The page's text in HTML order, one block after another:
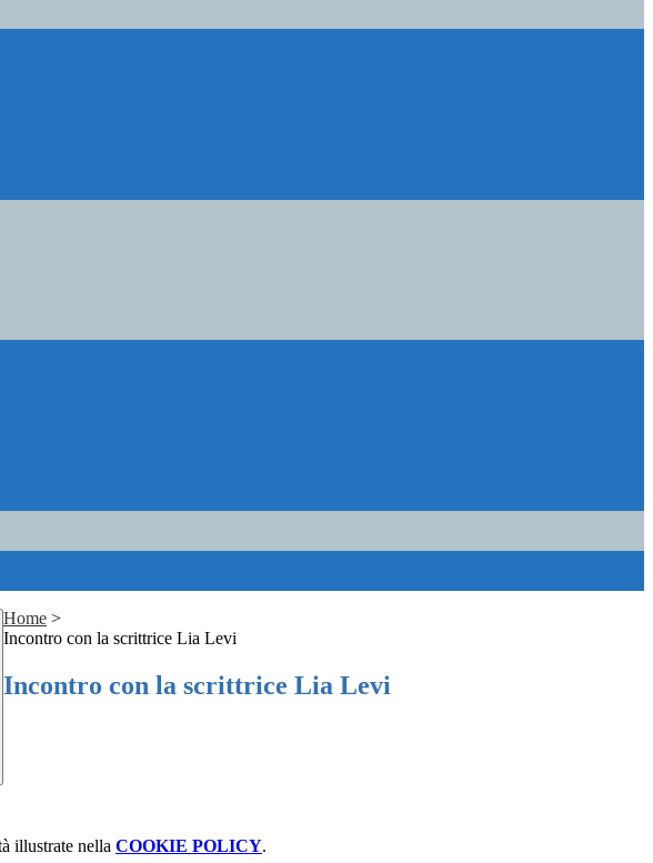
Home >
Incontro con la scrittrice Lia Levi
Incontro con la scrittrice Lia Levi
illustrate nella COOKIE POLICY.